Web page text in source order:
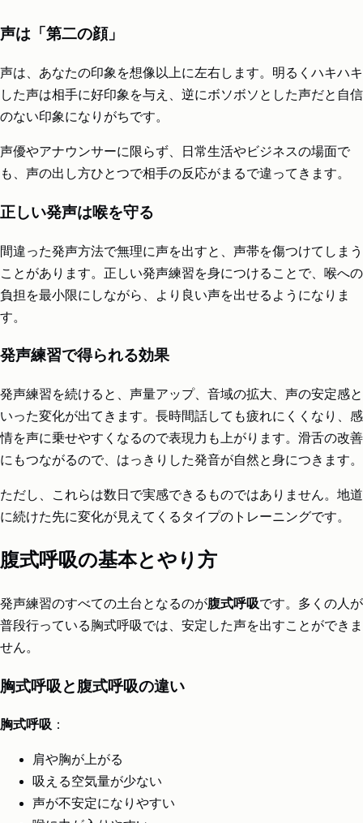
声は「第二の顔」
声は、あなたの印象を想像以上に左右します。明るくハキハキ
した声は相手に好印象を与え、逆にボソボソとした声だと自信
のない印象になりがちです。
声優やアナウンサーに限らず、日常生活やビジネスの場面で
も、声の出し方ひとつで相手の反応がまるで違ってきます。
正しい発声は喉を守る
間違った発声方法で無理に声を出すと、声帯を傷つけてしまう
ことがあります。正しい発声練習を身につけることで、喉への
負担を最小限にしながら、より良い声を出せるようになりま
す。
発声練習で得られる効果
発声練習を続けると、声量アップ、音域の拡大、声の安定感と
いった変化が出てきます。長時間話しても疲れにくくなり、感
情を声に乗せやすくなるので表現力も上がります。滑舌の改善
にもつながるので、はっきりした発音が自然と身につきます。
ただし、これらは数日で実感できるものではありません。地道
に続けた先に変化が見えてくるタイプのトレーニングです。
腹式呼吸の基本とやり方
発声練習のすべての土台となるのが腹式呼吸です。多くの人が
普段行っている胸式呼吸では、安定した声を出すことができま
せん。
胸式呼吸と腹式呼吸の違い
胸式呼吸 ：
肩や胸が上がる
吸える空気量が少ない
声が不安定になりやすい